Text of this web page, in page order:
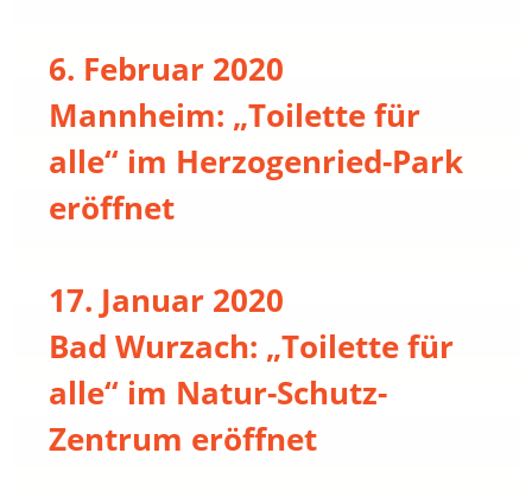
6. Februar 2020
Mannheim: „Toilette für
alle“ im Herzogenried-Park
eröffnet
17. Januar 2020
Bad Wurzach: „Toilette für
alle“ im Natur-Schutz-
Zentrum eröffnet